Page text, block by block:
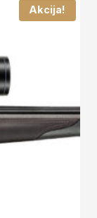
Akcija!